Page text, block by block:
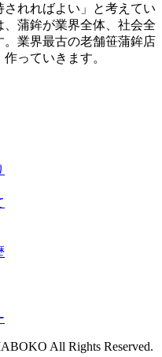
れればよい」と考えてい
蒲鉾が業界全体、社会全
業界最古の老舗笹蒲鉾店
っていきます。
All Rights Reserved.